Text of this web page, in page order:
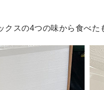
クスの4つの味から食べ